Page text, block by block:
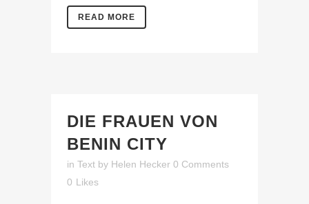
READ MORE
DIE FRAUEN VON
BENIN CITY
in Text by Helen Hecker 0 Comments
0 Likes